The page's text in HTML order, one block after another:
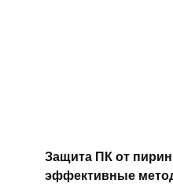
Защита ПК от
эффективные